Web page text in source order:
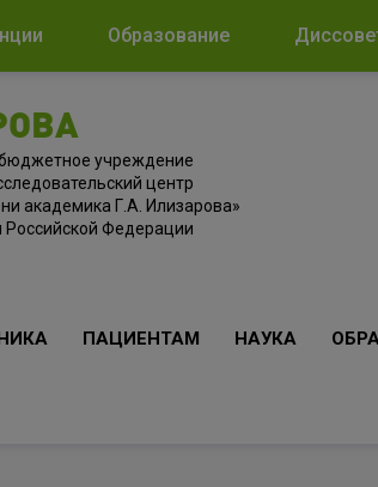
Образование
учреждение
центр
академика Г.А. Илизарова»
Российской Федерации
ПАЦИЕНТАМ НАУКА